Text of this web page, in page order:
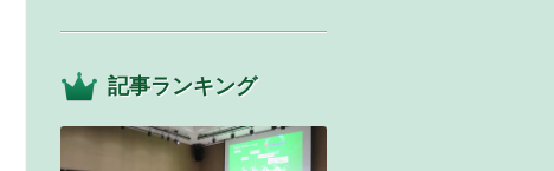
記事ランキング